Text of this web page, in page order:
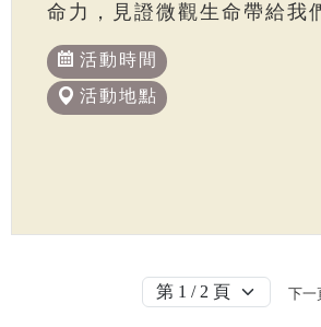
命力，見證微觀生命帶給我
活動時間
活動地點
下一